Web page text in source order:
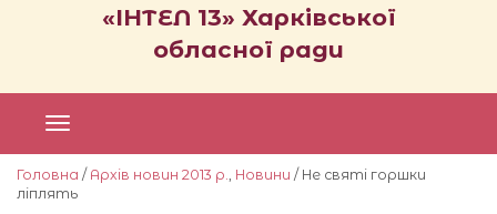
«ІНТЕЛ 13» Харківської
обласної ради
Головна / Архів новин 2013 р. Новини / Не святі горшки
ліплять